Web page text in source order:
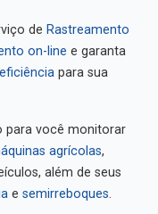
de Rastreamento
on-line e garanta
para sua
para você monitorar
agrícolas,
além de seus
e semirreboques.